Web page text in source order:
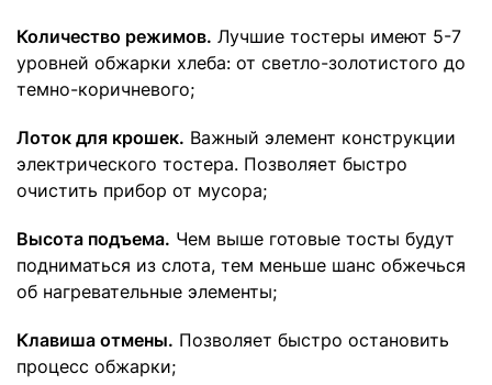
Количество режимов. Лучшие тостеры имеют 5-7
уровней обжарки хлеба: от светло-золотистого до
темно-коричневого;
Лоток для крошек. Важный элемент конструкции
электрического тостера. Позволяет быстро
очистить прибор от мусора;
Высота подъема. Чем выше готовые тосты будут
подниматься из слота, тем меньше шанс обжечься
об нагревательные элементы;
Клавиша отмены. Позволяет быстро остановить
процесс обжарки;